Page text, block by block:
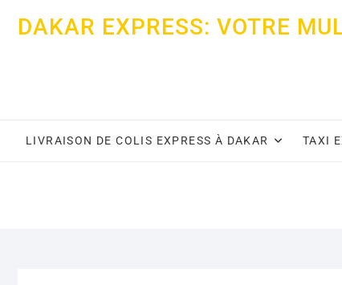
DAKAR EXPRESS: VOTRE
LIVRAISON DE COLIS EXPRESS À DAKAR TAXI